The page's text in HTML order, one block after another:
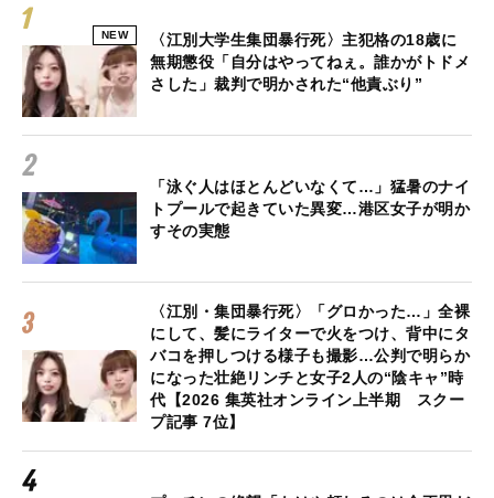
NEW
〈江別大学生集団暴行死〉主犯格の18歳に
無期懲役「自分はやってねぇ。誰かがトドメ
さした」裁判で明かされた“他責ぶり”
「泳ぐ人はほとんどいなくて…」猛暑のナイ
トプールで起きていた異変…港区女子が明か
すその実態
〈江別・集団暴行死〉「グロかった…」全裸
にして、髪にライターで火をつけ、背中にタ
バコを押しつける様子も撮影…公判で明らか
になった壮絶リンチと女子2人の“陰キャ”時
代【2026 集英社オンライン上半期 スクー
プ記事 7位】